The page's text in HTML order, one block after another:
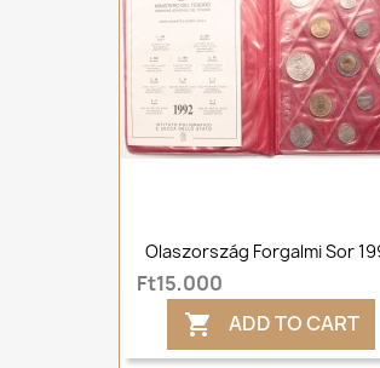
Olaszország Forgalmi Sor
Ft15,000
 ADD TO CART